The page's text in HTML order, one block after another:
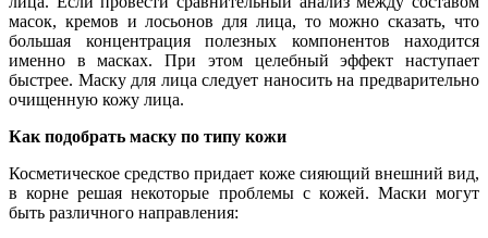
масок, кремов и лосьонов для лица, то можно сказать, что
большая концентрация полезных компонентов находится
именно в масках. При этом целебный эффект наступает
быстрее. Маску для лица следует наносить на предварительно
очищенную кожу лица.
Как подобрать маску по типу кожи
Косметическое средство придает коже сияющий внешний вид,
в корне решая некоторые проблемы с кожей. Маски могут
быть различного направления: